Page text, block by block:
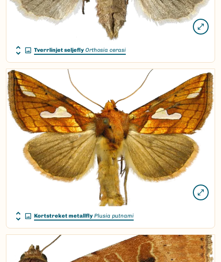
Tverrlinjet seljefly Orthosia cerasi
Kortstreket metallfly Plusia putnami